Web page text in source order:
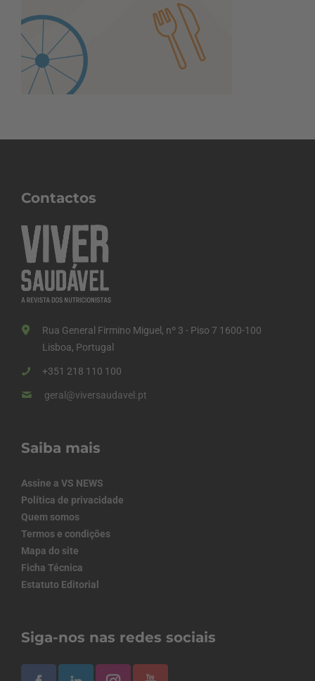
Contactos
Rua General Firmino Miguel, nº 3 - Piso 7 1600-100
Lisboa, Portugal
+351 218 110 100
geral@viversaudavel.pt
Saiba mais
Assine a VS NEWS
Política de privacidade
Quem somos
Termos e condições
Mapa do site
Ficha Técnica
Estatuto Editorial
Siga-nos nas redes sociais